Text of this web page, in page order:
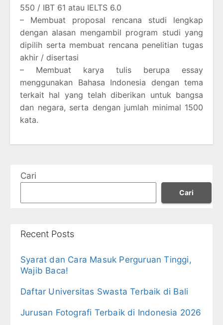
550 / IBT 61 atau IELTS 6.0
– Membuat proposal rencana studi lengkap
dengan alasan mengambil program studi yang
dipilih serta membuat rencana penelitian tugas
akhir / disertasi
– Membuat karya tulis berupa essay
menggunakan Bahasa Indonesia dengan tema
terkait hal yang telah diberikan untuk bangsa
dan negara, serta dengan jumlah minimal 1500
kata.
Cari
Cari
Recent Posts
Syarat dan Cara Masuk Perguruan Tinggi,
Wajib Baca!
Daftar Universitas Swasta Terbaik di Bali
Jurusan Fotografi Terbaik di Indonesia 2026